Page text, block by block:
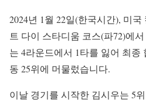
2024년 1월 22일(한국시간), 미
트 다이 스타디움 코스(파72)에
는 4라운드에서 1타를 잃어 최종
동 25위에 머물렀습니다.
이날 경기를 시작한 김시우는 5